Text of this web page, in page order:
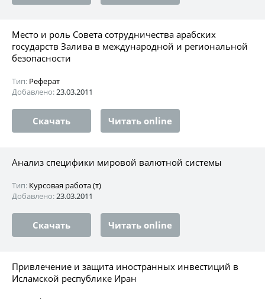
Место и роль Совета сотрудничества арабских
государств Залива в международной и региональной
безопасности
Тип: Реферат
Добавлено:23.03.2011
Скачать Читать online
Анализ специфики мировой валютной системы
Тип: Курсовая работа (т)
Добавлено:23.03.2011
Скачать Читать online
Привлечение и защита иностранных инвестиций в
Исламской республике Иран